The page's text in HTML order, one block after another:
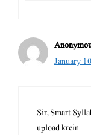
January
Sir, Smart
upload krein